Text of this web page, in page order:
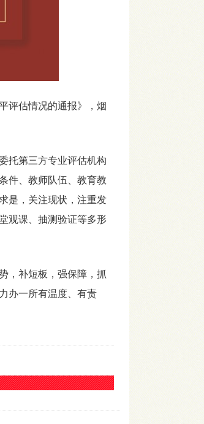
评估情况的通报》，烟
第三方专业评估机构
件、教师队伍、教育教
是，关注现状，注重发
观课、抽测验证等多形
补短板，强保障，抓
办一所有温度、有责